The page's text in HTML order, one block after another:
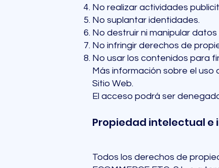
No realizar actividades
No suplantar identidades.
No destruir ni manipular
No infringir derechos de
No usar los contenidos para
Más información sobre el
Sitio Web.
El acceso podrá ser
Propiedad intelectual e
Todos los derechos de